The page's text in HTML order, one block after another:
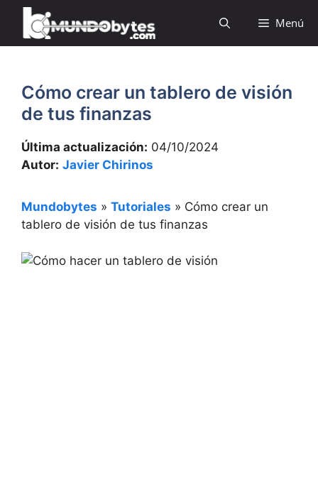
Saltar
contenido
Menú
Cómo crear un tablero de visión
de tus finanzas
Última actualización: 04/10/2024
Autor: Javier Chirinos
Mundobytes » Tutoriales » Cómo crear un
tablero de visión de tus finanzas